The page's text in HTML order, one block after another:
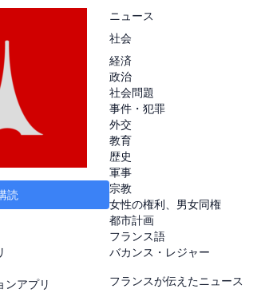
読
ンアプリ
ニュース
社会
経済
政治
社会問題
事件・犯罪
外交
教育
歴史
軍事
宗教
女性の権利、男女同権
都市計画
フランス語
バカンス・レジャー
フランスが伝えたニュース